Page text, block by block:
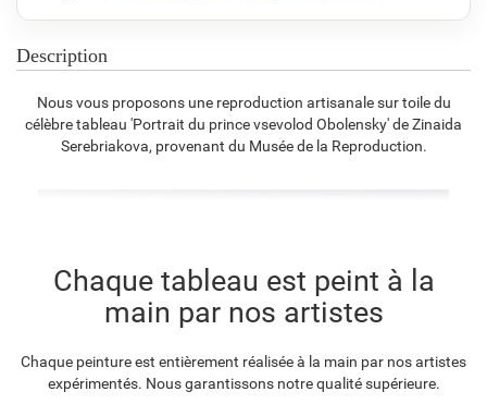
F8645-296
€106.62
F4613-236
€ 82.81
F5130-204
€119.38
F6035-220
€107.46
€98.31
Description
Nous vous proposons une reproduction artisanale sur toile du
célèbre tableau 'Portrait du prince vsevolod Obolensky' de Zinaida
Serebriakova, provenant du Musée de la Reproduction.
Chaque tableau est peint à la
main par nos artistes
Chaque peinture est entièrement réalisée à la main par nos artistes
expérimentés. Nous garantissons notre qualité supérieure.